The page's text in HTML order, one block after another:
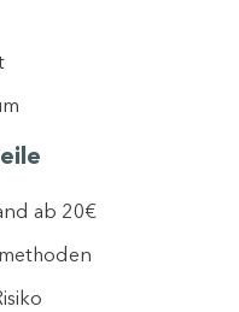
dass wir ihre Daten
um personalisierte Inhalte zu
ab 20€